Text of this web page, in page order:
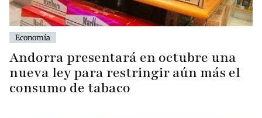
Economía
Andorra presentará en octubre una
nueva ley para restringir aún más el
consumo de tabaco